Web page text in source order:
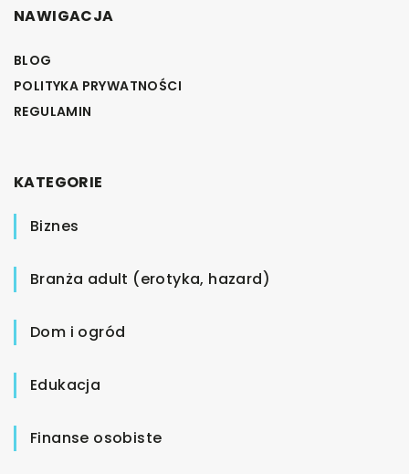
NAWIGACJA
BLOG
POLITYKA PRYWATNOŚCI
REGULAMIN
KATEGORIE
Biznes
Branża adult (erotyka, hazard)
Dom i ogród
Edukacja
Finanse osobiste